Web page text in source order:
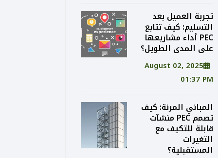
تجربة العميل بعد
التسليم: كيف تتابع
PEC أداء مشاريعها
على المدى الطويل؟
August 02, 2025
01:37 PM
المباني المرنة: كيف
تصمم PEC منشآت
قابلة للتكيف مع
التغيرات
المستقبلية؟